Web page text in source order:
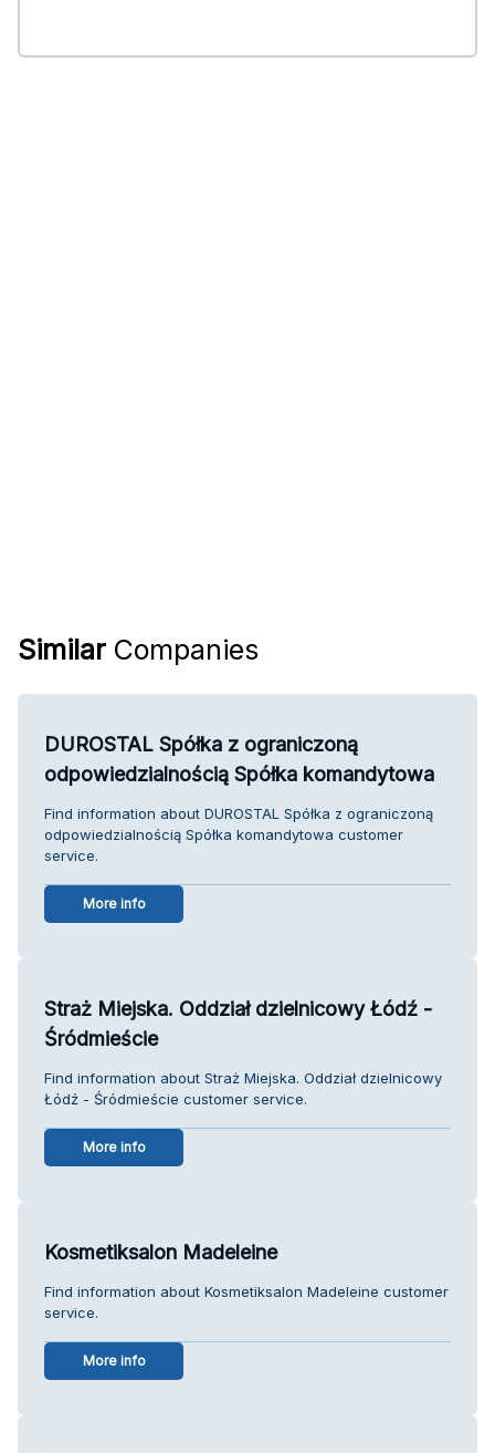
Similar Companies
DUROSTAL Spółka z ograniczoną
odpowiedzialnością Spółka komandytowa
Find information about DUROSTAL Spółka z ograniczoną
odpowiedzialnością Spółka komandytowa customer
service.
More info
Straż Miejska. Oddział dzielnicowy Łódź -
Śródmieście
Find information about Straż Miejska. Oddział dzielnicowy
Łódź - Śródmieście customer service.
More info
Kosmetiksalon Madeleine
Find information about Kosmetiksalon Madeleine customer
service.
More info